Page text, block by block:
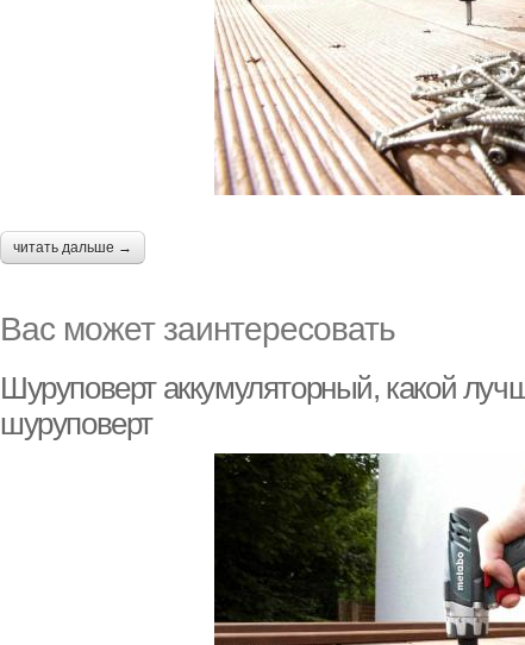
читать дальше →
Вас может заинтересовать
Шуруповерт аккумуляторный, какой
шуруповерт